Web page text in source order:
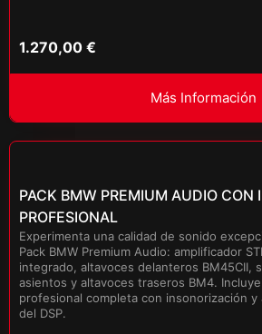
1.270,00 €
Más Información
PACK BMW PREMIUM AUDIO CON
PROFESIONAL
Experimenta una calidad de sonido
Pack BMW Premium Audio: amplificador
integrado, altavoces delanteros BM45CII,
asientos y altavoces traseros BM4.
profesional completa con insonorización y
del DSP.